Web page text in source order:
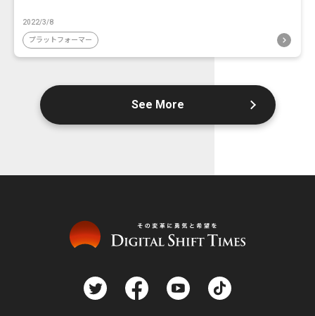
2022/3/8
プラットフォーマー
See More